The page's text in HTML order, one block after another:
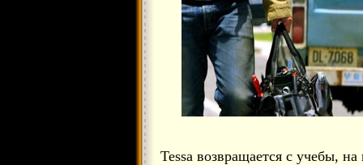
Tessa возвращается с учебы,